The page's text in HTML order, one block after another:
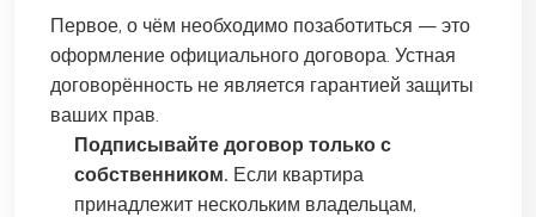
Первое, о чём необходимо позаботиться — это
оформление официального договора. Устная
договорённость не является гарантией защиты
ваших прав.
Подписывайте договор только с
собственником. Если квартира
принадлежит нескольким владельцам,